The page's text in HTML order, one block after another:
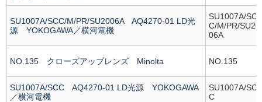
SU1007A/SCC/M/PR/SU2006A AQ4270-01 LD光
源 YOKOGAWA／横河電機
SU1007A/SC
C/M/PR/SU20
06A
NO.135 クローズアップレンズ Minolta NO.135
SU1007A/SCC AQ4270-01 LD光源 YOKOGAWA
／横河電機
SU1007A/SC
C